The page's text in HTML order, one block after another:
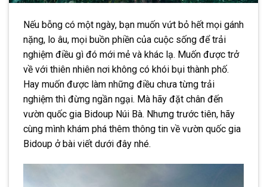
Nếu bỗng có một ngày, bạn muốn vứt bỏ hết mọi gánh
nặng, lo âu, mọi buồn phiền của cuộc sống để trải
nghiệm điều gì đó mới mẻ và khác lạ. Muốn được trở
về với thiên nhiên nơi không có khói bụi thành phố.
Hay muốn được làm những điều chưa từng trải
nghiệm thì đừng ngần ngại. Mà hãy đặt chân đến
vườn quốc gia Bidoup Núi Bà. Nhưng trước tiên, hãy
cùng mình khám phá thêm thông tin về vườn quốc gia
Bidoup ở bài viết dưới đây nhé.